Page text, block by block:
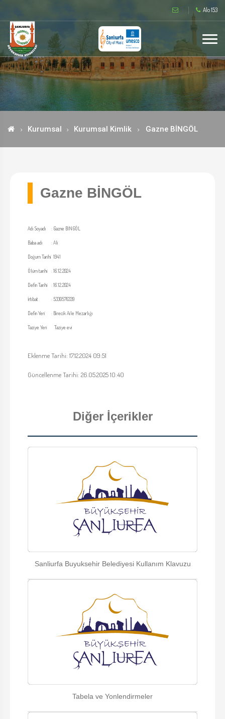
Alo 153
Kurumsal Kurumsal Kimlik Gazne BİNGÖL
Gazne BİNGÖL
Adı Soyadı : Gazne BİNGÖL
Baba adı :Ali
Doğum Tarihi 1941
Ölüm tarihi :16.12.2024
Defin Tarihi :16.12.2024
İrtibat :5330576339
Defin Yeri : Birecik Aile Mezarlığı
Taziye Yeri Taziye evi
Eklenme Tarihi: 17.12.2024 09:51
Güncellenme Tarihi: 26.05.2025 10:40
Diğer İçerikler
Sanliurfa Buyuksehir Belediyesi Kullanım Klavuzu
Tabela ve Yonlendirmeler